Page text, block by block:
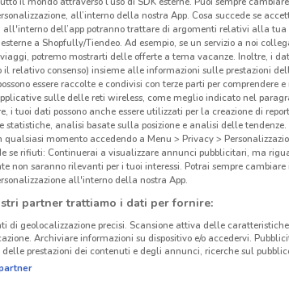
volantini nella tua zona. Riprova più tardi.
CESENA LUGO
all’interno della nostra App. Cosa succede se
all'interno dell’app potranno trattare di argomenti relativi alla tua
a Shopfully/Tiendeo. Ad esempio, se un servizio a noi
potremo mostrarti delle offerte a tema vacanze. Inoltre, i
il relativo consenso) insieme alle informazioni sulle prestazioni
essere raccolte e condivisi con terze parti per
sulle delle reti wireless, come meglio indicato nel
i tuoi dati possono anche essere utilizzati per la creazione di
statistiche, analisi basate sulla posizione e analisi delle
qualsiasi momento accedendo a Menu > Privacy >
se rifiuti: Continuerai a visualizzare annunci pubblicitari, ma
non saranno rilevanti per i tuoi interessi. Potrai sempre
all'interno della nostra App.
partner trattiamo i dati per fornire:
di geolocalizzazione precisi. Scansione attiva delle
Archiviare informazioni su dispositivo e/o accedervi.
prestazioni dei contenuti e degli annunci, ricerche sul